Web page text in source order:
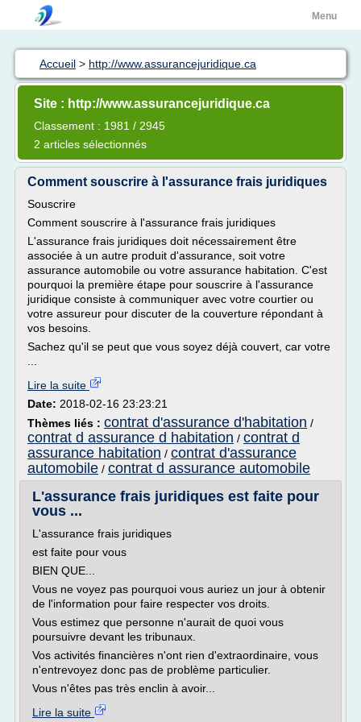
Menu
Accueil > http://www.assurancejuridique.ca
Site : http://www.assurancejuridique.ca
Classement : 1981 / 2945
2 articles sélectionnés
Comment souscrire à l'assurance frais juridiques
Souscrire
Comment souscrire à l'assurance frais juridiques
L'assurance frais juridiques doit nécessairement être
associée à un autre produit d'assurance, soit votre
assurance automobile ou votre assurance habitation. C'est
pourquoi la première étape pour souscrire à l'assurance
juridique consiste à communiquer avec votre courtier ou
votre assureur pour discuter de la couverture répondant à
vos besoins.
Sachez qu'il se peut que vous soyez déjà couvert, car votre
Lire la suite
Date: 2018-02-16 23:23:21
Thèmes liés : contrat d'assurance d'habitation /
contrat d assurance d habitation / contrat d
assurance habitation / contrat d'assurance
automobile / contrat d assurance automobile
L'assurance frais juridiques est faite pour
vous ...
L'assurance frais juridiques
est faite pour vous
BIEN QUE...
Vous ne voyez pas pourquoi vous auriez un jour à obtenir
de l'information pour faire respecter vos droits.
Vous estimez que personne n'aurait de quoi vous
poursuivre devant les tribunaux.
Vos activités financières n'ont rien d'extraordinaire, vous
n'entrevoyez donc pas de problème particulier.
Vous n'êtes pas très enclin à avoir...
Lire la suite